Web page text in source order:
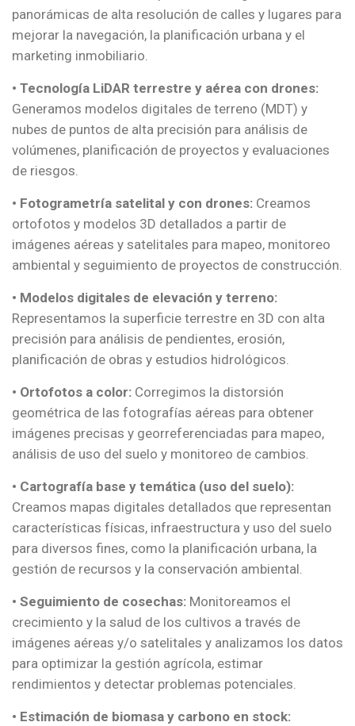
panorámicas de alta resolución de calles y lugares para
mejorar la navegación, la planificación urbana y el
marketing inmobiliario.
• Tecnología LiDAR terrestre y aérea con drones:
Generamos modelos digitales de terreno (MDT) y
nubes de puntos de alta precisión para análisis de
volúmenes, planificación de proyectos y evaluaciones
de riesgos.
• Fotogrametría satelital y con drones: Creamos
ortofotos y modelos 3D detallados a partir de
imágenes aéreas y satelitales para mapeo, monitoreo
ambiental y seguimiento de proyectos de construcción.
• Modelos digitales de elevación y terreno:
Representamos la superficie terrestre en 3D con alta
precisión para análisis de pendientes, erosión,
planificación de obras y estudios hidrológicos.
• Ortofotos a color: Corregimos la distorsión
geométrica de las fotografías aéreas para obtener
imágenes precisas y georreferenciadas para mapeo,
análisis de uso del suelo y monitoreo de cambios.
• Cartografía base y temática (uso del suelo):
Creamos mapas digitales detallados que representan
características físicas, infraestructura y uso del suelo
para diversos fines, como la planificación urbana, la
gestión de recursos y la conservación ambiental.
• Seguimiento de cosechas: Monitoreamos el
crecimiento y la salud de los cultivos a través de
imágenes aéreas y/o satelitales y analizamos los datos
para optimizar la gestión agrícola, estimar
rendimientos y detectar problemas potenciales.
• Estimación de biomasa y carbono en stock: